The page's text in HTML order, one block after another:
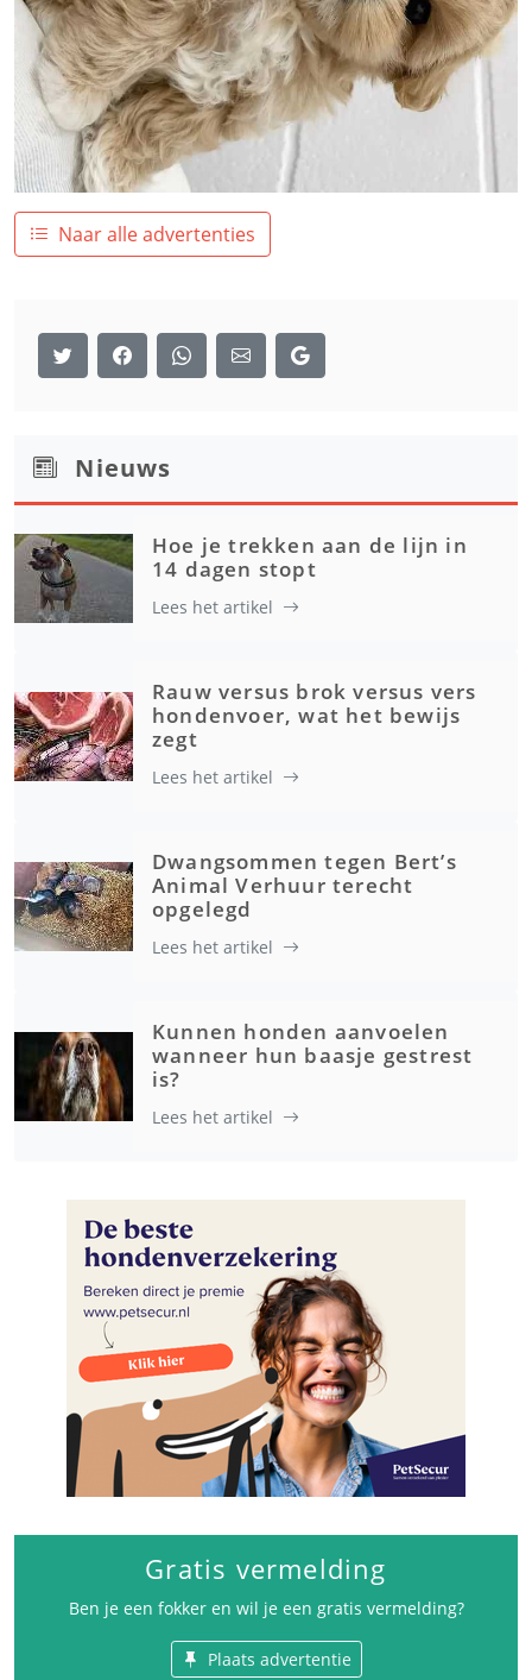
Naar alle advertenties
Nieuws
Hoe je trekken aan de lijn in
14 dagen stopt
Lees het artikel
Rauw versus brok versus vers
hondenvoer, wat het bewijs
zegt
Lees het artikel
Dwangsommen tegen Bert’s
Animal Verhuur terecht
opgelegd
Lees het artikel
Kunnen honden aanvoelen
wanneer hun baasje gestrest
is?
Lees het artikel
Gratis vermelding
Ben je een fokker en wil je een gratis vermelding?
Plaats advertentie